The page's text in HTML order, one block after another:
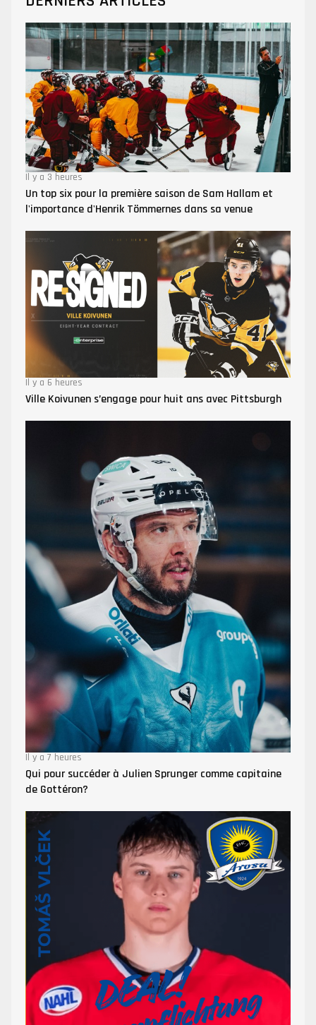
Il y a 3 heures
Un top six pour la première saison de Sam Hallam et
l'importance d'Henrik Tömmernes dans sa venue
Il y a 6 heures
Ville Koivunen s’engage pour huit ans avec Pittsburgh
Il y a 7 heures
Qui pour succéder à Julien Sprunger comme capitaine
de Gottéron?